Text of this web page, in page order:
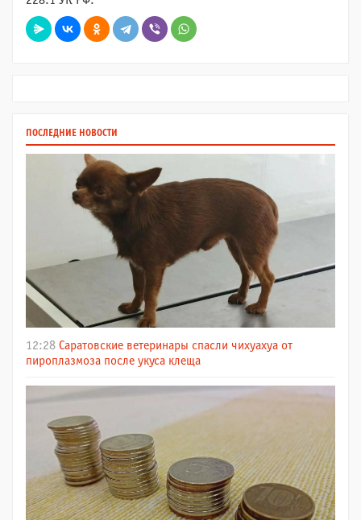
ПОСЛЕДНИЕ НОВОСТИ
12:28 Саратовские ветеринары спасли чихуахуа от
пироплазмоза после укуса клеща